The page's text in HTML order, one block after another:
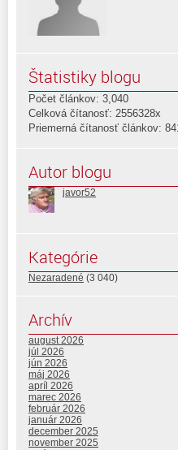
Štatistiky blogu
Počet článkov: 3,040
Celková čítanosť: 2556328x
Priemerná čítanosť článkov:
Autor blogu
javor52
Kategórie
Nezaradené (3 040)
Archív
august 2026
júl 2026
jún 2026
máj 2026
apríl 2026
marec 2026
február 2026
január 2026
december 2025
november 2025